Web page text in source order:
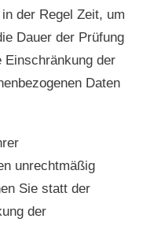
der Regel Zeit, um
Dauer der Prüfung
Einschränkung der
Daten
unrechtmäßig
Sie statt der
der